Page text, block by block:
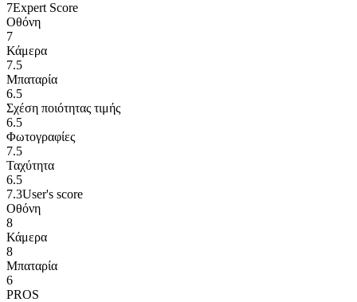
7Expert Score
Οθόνη
7
Κάμερα
7.5
Μπαταρία
6.5
Σχέση ποιότητας τιμής
6.5
Φωτογραφίες
7.5
Ταχύτητα
6.5
7.3User's score
Οθόνη
8
Κάμερα
8
Μπαταρία
6
PROS